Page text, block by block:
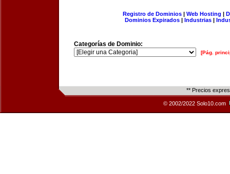
Registro de Dominios| Web Hosting |
Dominios Expirados | Industrias |
Categorías de Dominio:
[Pág.
** Precios
© 2002/2022 Solo10.com